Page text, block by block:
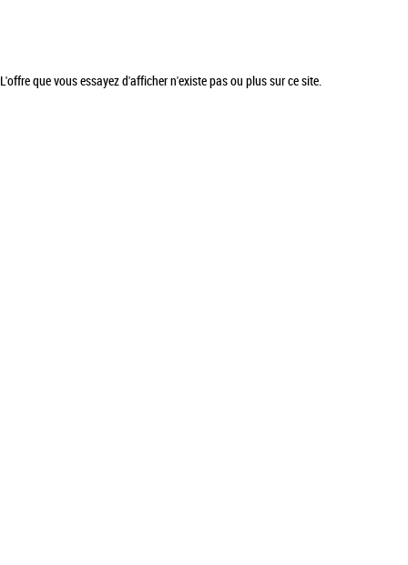
L'offre que vous essayez d'afficher n'existe pas ou plus sur ce site.